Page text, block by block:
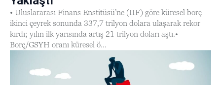
• Uluslararası Finans Enstitüsü’ne (IIF) göre küresel borç
ikinci çeyrek sonunda 337,7 trilyon dolara ulaşarak rekor
kırdı; yılın ilk yarısında artış 21 trilyon doları aştı.•
Borç/GSYH oranı küresel ö...